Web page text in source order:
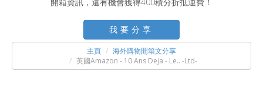
我要分享
主頁
海外購物開箱文分享
英國Amazon - 10 Ans Deja - Le.. -Ltd-